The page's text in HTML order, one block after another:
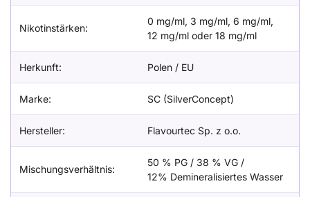
Nikotinstärken:
0 mg/ml, 3 mg/ml, 6 mg/ml,
12 mg/ml oder 18 mg/ml
Herkunft: Polen / EU
Marke: SC (SilverConcept)
Hersteller: Flavourtec Sp. z o.o.
Mischungsverhältnis:
50 % PG / 38 % VG /
12% Demineralisiertes Wasser